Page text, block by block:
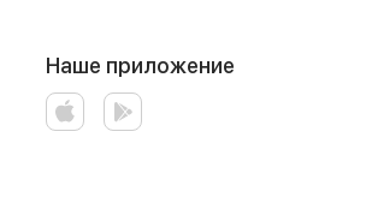
Наше приложение